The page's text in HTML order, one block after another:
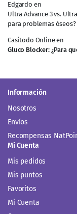
Edgardo en
Ultra Advance 3 vs.
para problemas óseos?
Casitodo Onlineen
Gluco Blocker: ¿Para
Información
Nosotros
Envíos
Recompensas
Mi Cuenta
Mis pedidos
Mis puntos
Favoritos
Mi Cuenta